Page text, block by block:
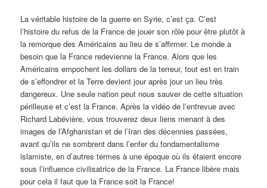
La véritable histoire de la guerre en Syrie, c’est ça. C’est
l’histoire du refus de la France de jouer son rôle pour être plutôt à
la remorque des Américains au lieu de s’affirmer. Le monde a
besoin que la France redevienne la France. Alors que les
Américains empochent les dollars de la terreur, tout est en train
de s’effondrer et la Terre devient jour après jour un lieu très
dangereux. Une seule nation peut nous sauver de cette situation
périlleuse et c’est la France. Après la vidéo de l’entrevue avec
Richard Labévière, vous trouverez deux liens menant à des
images de l’Afghanistan et de l’Iran des décennies passées,
avant qu’ils ne sombrent dans l’enfer du fondamentalisme
islamiste, en d’autres termes à une époque où ils étaient encore
sous l’influence civilisatrice de la France. La France libère mais
pour cela il faut que la France soit la France!